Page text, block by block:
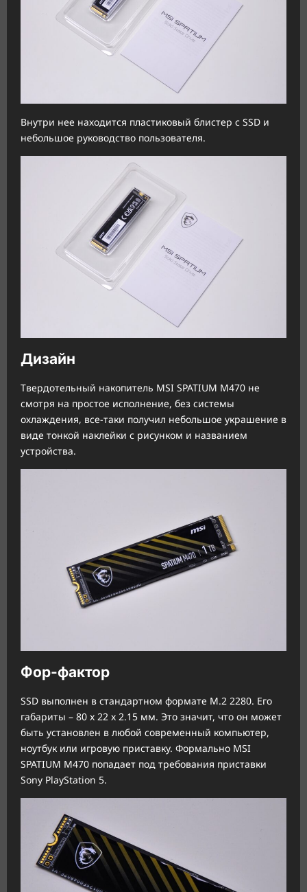
Внутри нее находится пластиковый блистер с SSD и
небольшое руководство пользователя.
Дизайн
Твердотельный накопитель MSI SPATIUM M470 не
смотря на простое исполнение, без системы
охлаждения, все-таки получил небольшое украшение в
виде тонкой наклейки с рисунком и названием
устройства.
Фор-фактор
SSD выполнен в стандартном формате M.2 2280. Его
габариты – 80 x 22 x 2.15 мм. Это значит, что он может
быть установлен в любой современный компьютер,
ноутбук или игровую приставку. Формально MSI
SPATIUM M470 попадает под требования приставки
Sony PlayStation 5.